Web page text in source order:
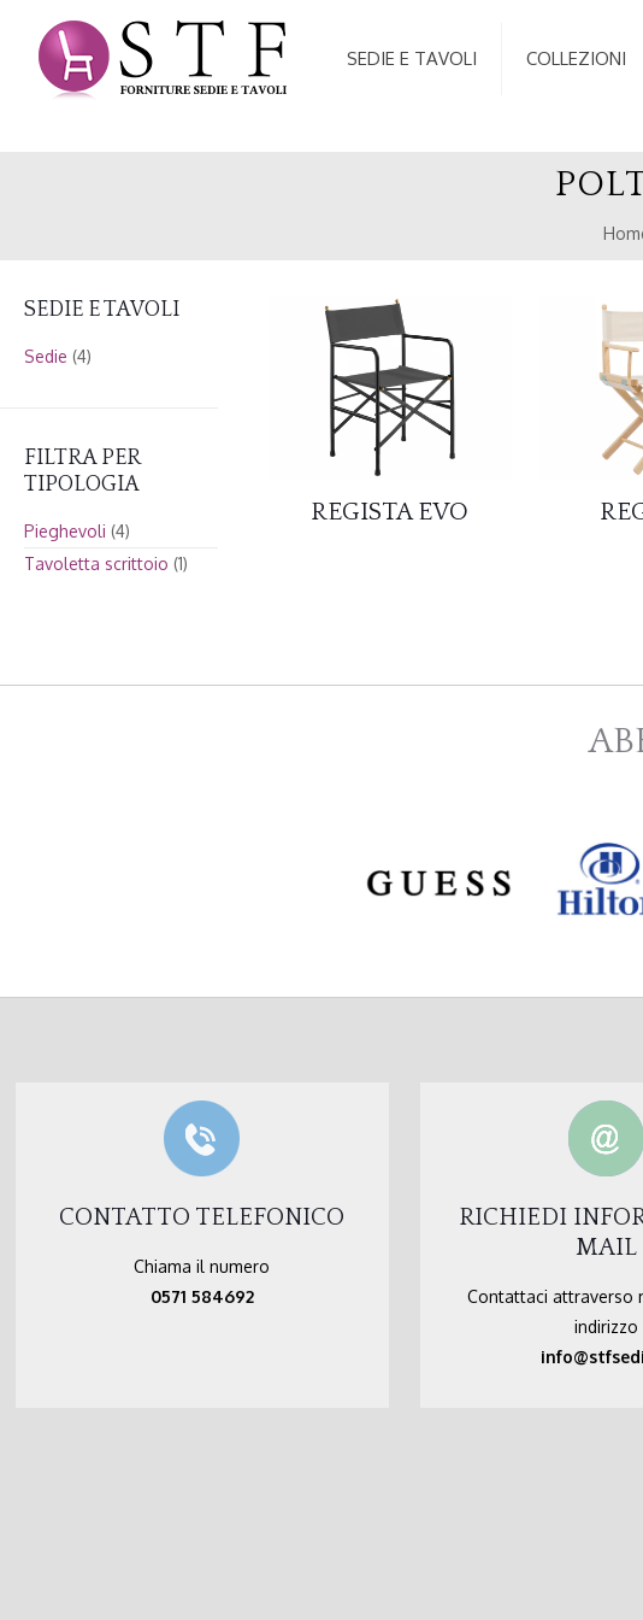
SEDIE E TAVOLI COLLEZIONI
REGISTA EVO
SEDIE E TAVOLI
Sedie (4)
FILTRA PER
TIPOLOGIA
Pieghevoli (4)
Tavoletta scrittoio (1)
CONTATTO TELEFONICO
Chiama il numero
0571 584692
RICHIEDI
MAIL
Contattaci attraverso
indirizzo